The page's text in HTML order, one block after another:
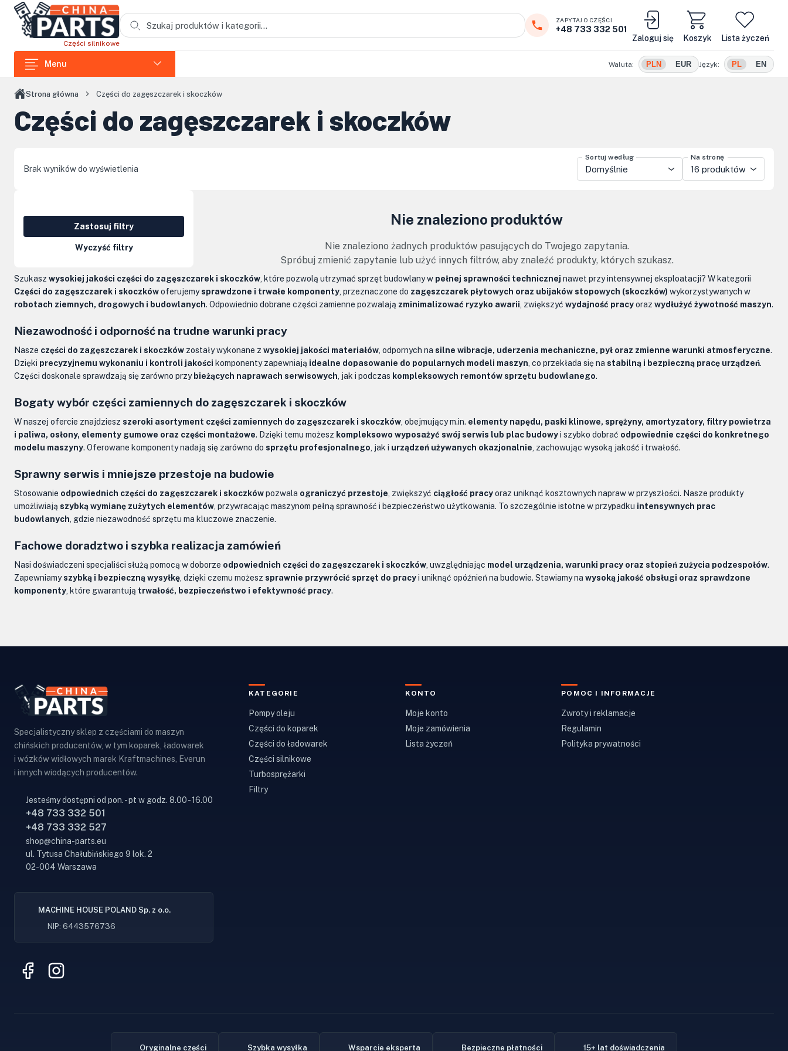
Przejdź do treści głównej
Części silnikowe
Koszyk
ZAPYTAJ O CZĘŚCI
+48 733 332 501
Zaloguj się
Lista życzeń
Menu
Części do ładowarek
Części do koparek
Części do wozideł
Części do siników Loncin
Elementy kabin
Kolumny kierownicze, orbitrole
Części elektryczne
Waluta: PLN EUR Język: PL EN
Strona główna Części do zagęszczarek i skoczków
Części do zagęszczarek i skoczków
Brak wyników do wyświetlenia
Sortuj według
Domyślnie
Na stronę
16 produktów
Zastosuj filtry
Wyczyść filtry
Nie znaleziono produktów
Nie znaleziono żadnych produktów pasujących do Twojego zapytania.
Spróbuj zmienić zapytanie lub użyć innych filtrów, aby znaleźć produkty, których szukasz.
Szukasz wysokiej jakości części do zagęszczarek i skoczków , które pozwolą utrzymać sprzęt budowlany w pełnej sprawności technicznej nawet przy intensywnej eksploatacji? W kategorii
Części do zagęszczarek i skoczkówoferujemysprawdzone i trwałe komponenty , przeznaczone do zagęszczarek płytowych oraz ubijaków stopowych (skoczków) wykorzystywanych w
robotach ziemnych, drogowych i budowlanych. Odpowiednio dobrane części zamienne pozwalają zminimalizować ryzyko awarii , zwiększyć wydajność pracyoraz wydłużyć żywotność maszyn.
Niezawodność i odporność na trudne warunki pracy
Nasze części do zagęszczarek i skoczków zostały wykonane z wysokiej jakości materiałów , odpornych na silne wibracje, uderzenia mechaniczne, pył oraz zmienne warunki atmosferyczne.
Dzięki precyzyjnemu wykonaniu i kontroli jakości komponenty zapewniają idealne dopasowanie do popularnych modeli maszyn , co przekłada się na stabilną i bezpieczną pracę urządzeń.
Części doskonale sprawdzają się zarówno przy bieżących naprawach serwisowych , jak i podczas kompleksowych remontów sprzętu budowlanego.
Bogaty wybór części zamiennych do zagęszczarek i skoczków
W naszej ofercie znajdziesz szeroki asortyment części zamiennych do zagęszczarek i skoczków , obejmujący m.in. elementy napędu, paski klinowe, sprężyny, amortyzatory, filtry powietrza
i paliwa, osłony, elementy gumowe oraz części montażowe. Dzięki temu możesz kompleksowo wyposażyć swój serwis lub plac budowyi szybko dobrać odpowiednie części do konkretnego
modelu maszyny. Oferowane komponenty nadają się zarówno do sprzętu profesjonalnego , jak i urządzeń używanych okazjonalnie , zachowując wysoką jakość i trwałość.
Sprawny serwis i mniejsze przestoje na budowie
Stosowanie odpowiednich części do zagęszczarek i skoczkówpozwala ograniczyć przestoje , zwiększyć ciągłość pracyoraz uniknąć kosztownych napraw w przyszłości. Nasze produkty
umożliwiają szybką wymianę zużytych elementów , przywracając maszynom pełną sprawność i bezpieczeństwo użytkowania. To szczególnie istotne w przypadku intensywnych prac
budowlanych , gdzie niezawodność sprzętu ma kluczowe znaczenie.
Fachowe doradztwo i szybka realizacja zamówień
Nasi doświadczeni specjaliści służą pomocą w doborze odpowiednich części do zagęszczarek i skoczków , uwzględniając model urządzenia, warunki pracy oraz stopień zużycia podzespołów.
Zapewniamyszybką i bezpieczną wysyłkę , dzięki czemu możesz sprawnie przywrócić sprzęt do pracyi uniknąć opóźnień na budowie. Stawiamy na wysoką jakość obsługi oraz sprawdzone
komponenty , które gwarantują trwałość, bezpieczeństwo i efektywność pracy.
Specjalistyczny sklep z częściami do maszyn
chińskich producentów, w tym koparek, ładowarek
i wózków widłowych marek Kraftmachines, Everun
i innych wiodących producentów.
Jesteśmy dostępni od pon. - pt w godz. 8.00 - 16.00
+48 733 332 501
+48 733 332 527
shop@china-parts.eu
ul. Tytusa Chałubińskiego 9 lok. 2
02-004 Warszawa
MACHINE HOUSE POLAND Sp. z o.o.
NIP: 6443576736
KATEGORIE
Pompy oleju
Części do koparek
Części do ładowarek
Części silnikowe
Turbosprężarki
Filtry
KONTO
Moje konto
Moje zamówienia
Lista życzeń
POMOC I INFORMACJE
Zwroty i reklamacje
Regulamin
Polityka prywatności
Oryginalne części Szybka wysyłka Wsparcie eksperta Bezpieczne płatności 15+ lat doświadczenia